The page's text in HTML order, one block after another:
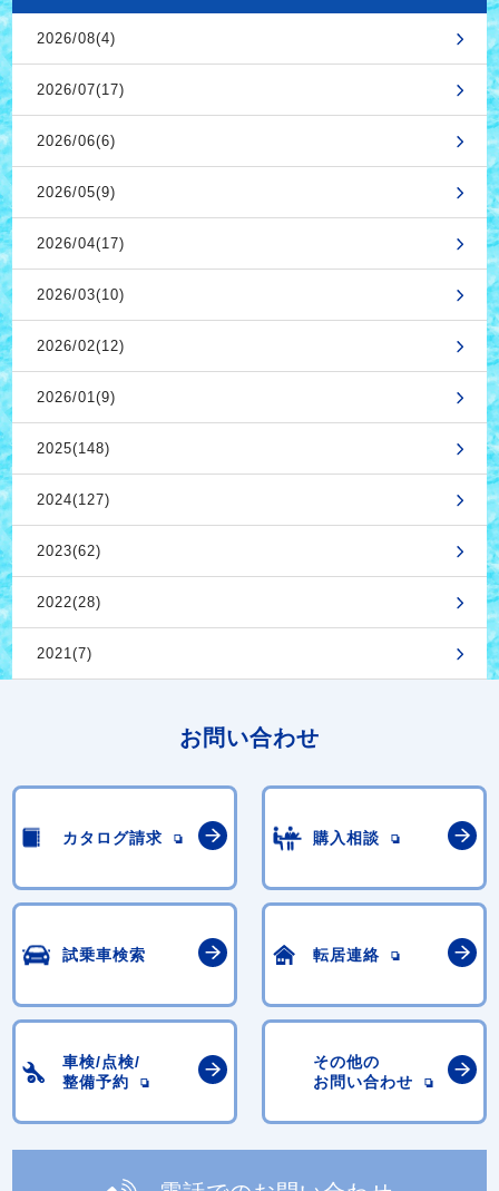
2026/08(4)
2026/07(17)
2026/06(6)
2026/05(9)
2026/04(17)
2026/03(10)
2026/02(12)
2026/01(9)
2025(148)
2024(127)
2023(62)
2022(28)
2021(7)
お問い合わせ
カタログ請求 購入相談
試乗車検索 転居連絡
車検/点検/
整備予約
その他の
お問い合わせ